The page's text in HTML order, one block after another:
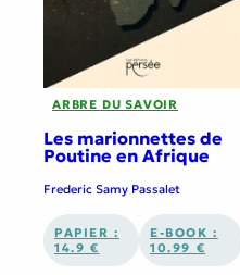
ARBRE DU SAVOIR
Les marionnettes de
Poutine en Afrique
Frederic Samy Passalet
PAPIER :
14.9 €
E-BOOK :
10.99 €